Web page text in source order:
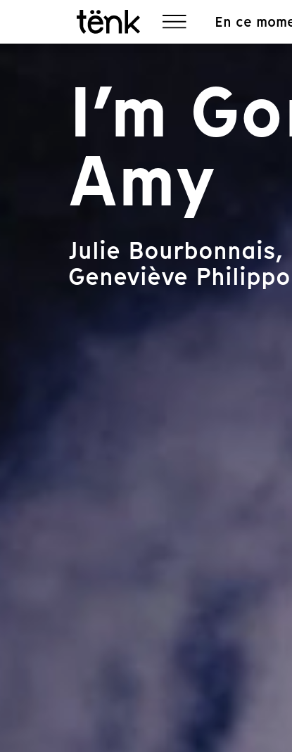
En ce
I’m
Amy
Julie Bourbonnais,
Geneviève